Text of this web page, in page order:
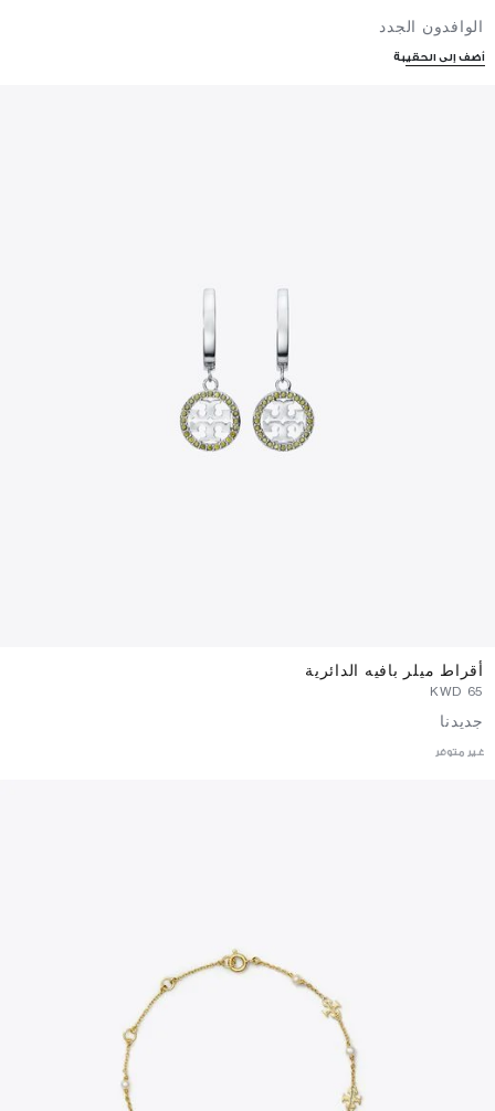
الوافدون الجدد
أضف إلى الحقيبة
أقراط ميلر بافيه الدائرية
جديدنا
غير متوفر